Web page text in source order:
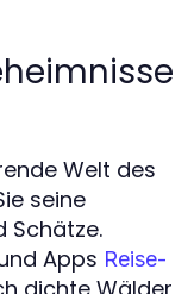
Welt des
seine
Schätze.
Apps Reise-